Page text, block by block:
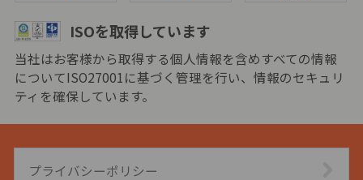
ISOを取得しています
当社はお客様から取得する個人情報を含めすべての情報
についてISO27001に基づく管理を行い、情報のセキュリ
ティを確保しています。
プライバシーポリシー